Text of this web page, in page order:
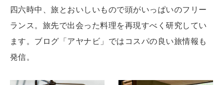
算命学がわかる今月のあなた
知る、考える
四六時中、旅とおいしいもので頭がいっぱいのフリー
ランス。旅先で出会った料理を再現すべく研究してい
ます。ブログ「アヤナビ」ではコスパの良い旅情報も
発信。